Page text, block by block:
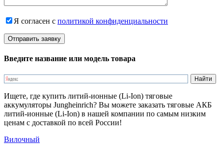
Я согласен с политикой конфиденциальности
Введите название или модель товара
Ищете, где купить литий-ионные (Li-Ion) тяговые
аккумуляторы Jungheinrich? Вы можете заказать тяговые АКБ
литий-ионные (Li-Ion) в нашей компании по самым низким
ценам с доставкой по всей России!
Вилочный